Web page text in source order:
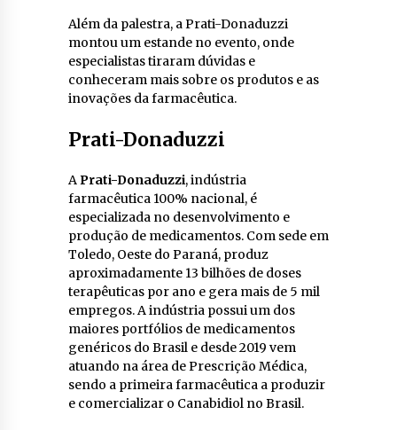
Além da palestra, a Prati-Donaduzzi
montou um estande no evento, onde
especialistas tiraram dúvidas e
conheceram mais sobre os produtos e as
inovações da farmacêutica.
Prati-Donaduzzi
APrati-Donaduzzi, indústria
farmacêutica 100% nacional, é
especializada no desenvolvimento e
produção de medicamentos. Com sede em
Toledo, Oeste do Paraná, produz
aproximadamente 13 bilhões de doses
terapêuticas por ano e gera mais de 5 mil
empregos. A indústria possui um dos
maiores portfólios de medicamentos
genéricos do Brasil e desde 2019 vem
atuando na área de Prescrição Médica,
sendo a primeira farmacêutica a produzir
e comercializar o Canabidiol no Brasil.